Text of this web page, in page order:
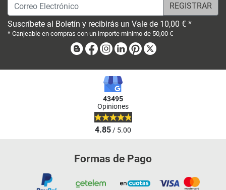
Correo Electrónico
Suscríbete al Boletín y recibirás un Vale de 10,00 € *
* Canjeable en compras con un importe mínimo de 50,00 €
BlogFacebook
Instagram
LinkedinPinterest
43495
Opiniones
4.85/ 5.00
Formas de Pago